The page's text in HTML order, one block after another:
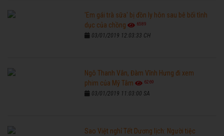
'Em gái trà sữa' bị đồn ly hôn sau bê bối tình
dục của chồng
6589
03/01/2019 12:03:33 CH
Ngô Thanh Vân, Đàm Vĩnh Hưng đi xem
phim của Mỹ Tâm
6269
03/01/2019 11:03:00 SA
Sao Việt nghỉ Tết Dương lịch: Người tiệc